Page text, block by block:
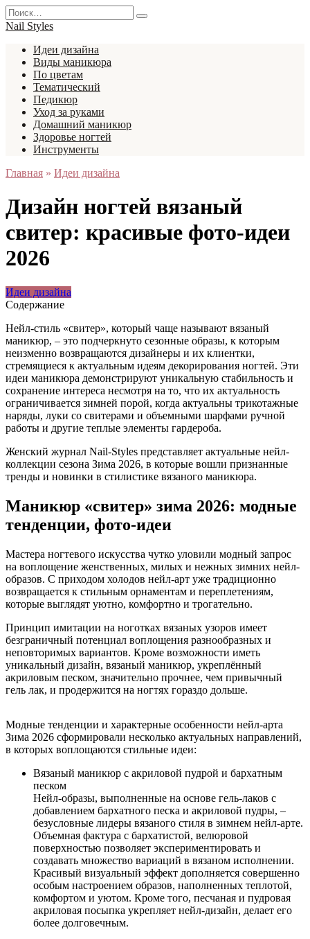
Перейти
к
содержанию
Search
for:
Nail Styles
Идеи дизайна
Виды маникюра
По цветам
Тематический
Педикюр
Уход за руками
Домашний маникюр
Здоровье ногтей
Инструменты
Главная » Идеи дизайна
Дизайн ногтей вязаный
свитер: красивые фото-идеи
2026
Идеи дизайна
Содержание
Нейл-стиль «свитер», который чаще называют вязаный
маникюр, – это подчеркнуто сезонные образы, к которым
неизменно возвращаются дизайнеры и их клиентки,
стремящиеся к актуальным идеям декорирования ногтей. Эти
идеи маникюра демонстрируют уникальную стабильность и
сохранение интереса несмотря на то, что их актуальность
ограничивается зимней порой, когда актуальны трикотажные
наряды, луки со свитерами и объемными шарфами ручной
работы и другие теплые элементы гардероба.
Женский журнал Nail-Styles представляет актуальные нейл-
коллекции сезона Зима 2026, в которые вошли признанные
тренды и новинки в стилистике вязаного маникюра.
Маникюр «свитер» зима 2026: модные
тенденции, фото-идеи
Мастера ногтевого искусства чутко уловили модный запрос
на воплощение женственных, милых и нежных зимних нейл-
образов. С приходом холодов нейл-арт уже традиционно
возвращается к стильным орнаментам и переплетениям,
которые выглядят уютно, комфортно и трогательно.
Принцип имитации на ноготках вязаных узоров имеет
безграничный потенциал воплощения разнообразных и
неповторимых вариантов. Кроме возможности иметь
уникальный дизайн, вязаный маникюр, укреплённый
акриловым песком, значительно прочнее, чем привычный
гель лак, и продержится на ногтях гораздо дольше.
Модные тенденции и характерные особенности нейл-арта
Зима 2026 сформировали несколько актуальных направлений,
в которых воплощаются стильные идеи:
Вязаный маникюр с акриловой пудрой и бархатным
песком
Нейл-образы, выполненные на основе гель-лаков с
добавлением бархатного песка и акриловой пудры, –
безусловные лидеры вязаного стиля в зимнем нейл-арте.
Объемная фактура с бархатистой, велюровой
поверхностью позволяет экспериментировать и
создавать множество вариаций в вязаном исполнении.
Красивый визуальный эффект дополняется совершенно
особым настроением образов, наполненных теплотой,
комфортом и уютом. Кроме того, песчаная и пудровая
акриловая посыпка укрепляет нейл-дизайн, делает его
более долговечным.